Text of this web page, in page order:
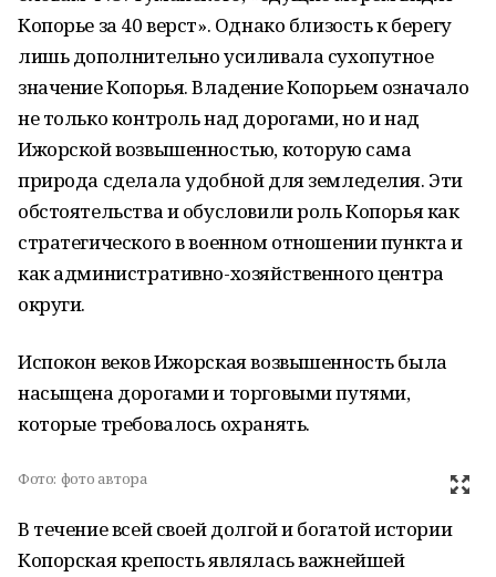
Копорье за 40 верст». Однако близость к берегу
лишь дополнительно усиливала сухопутное
значение Копорья. Владение Копорьем означало
не только контроль над дорогами, но и над
Ижорской возвышенностью, которую сама
природа сделала удобной для земледелия. Эти
обстоятельства и обусловили роль Копорья как
стратегического в военном отношении пункта и
как административно-хозяйственного центра
округи.
Испокон веков Ижорская возвышенность была
насыщена дорогами и торговыми путями,
которые требовалось охранять.
Фото: фото автора
В течение всей своей долгой и богатой истории
Копорская крепость являлась важнейшей